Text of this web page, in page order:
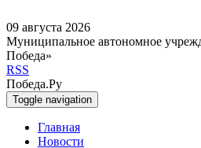
09 августа 2026
Муниципальное автономное
Победа»
RSS
Победа.Ру
Toggle navigation
Главная
Новости